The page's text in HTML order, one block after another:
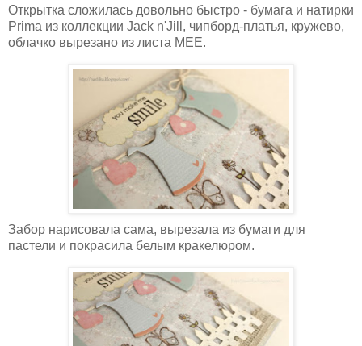
Открытка сложилась довольно быстро - бумага и натирки
Prima из коллекции Jack n'Jill, чипборд-платья, кружево,
облачко вырезано из листа MEE.
Забор нарисовала сама, вырезала из бумаги для
пастели и покрасила белым кракелюром.